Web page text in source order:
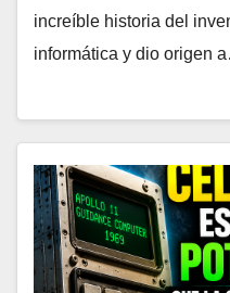
increíble historia del
informática y dio origen